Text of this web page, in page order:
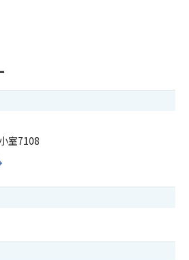
室7108